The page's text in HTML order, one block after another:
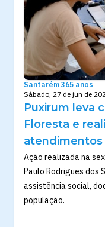
Santarém 365 anos
Sábado, 27 de jun de
Puxirum leva
Floresta e
atendimentos
Ação realizada na
Paulo Rodrigues dos
assistência social,
população.